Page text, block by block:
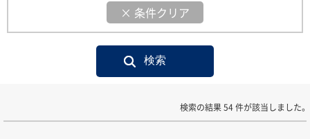
× 条件クリア
検索の結果 54 件が該当しました。